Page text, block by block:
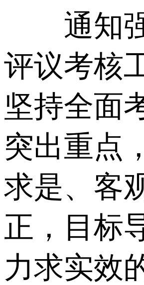
通知强
评议考核
坚持全面
突出重点
求是、客
正，目标
力求实效